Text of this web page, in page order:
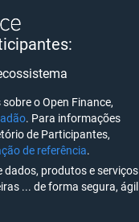
o Open Finance,
. Para informações
de Participantes,
de referência.
produtos e serviços
... de forma segura, ágil